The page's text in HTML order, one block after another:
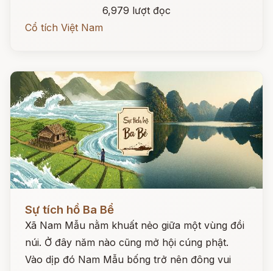
6,979 lượt đọc
Cổ tích Việt Nam
Sự tích hồ Ba Bể
Xã Nam Mẫu nằm khuất nẻo giữa một vùng đồi
núi. Ở đây năm nào cũng mở hội cúng phật.
Vào dịp đó Nam Mẫu bống trở nên đông vui